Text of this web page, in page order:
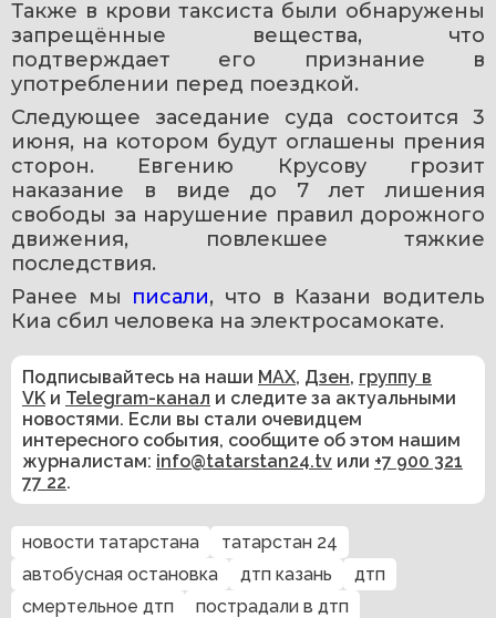
Также в крови таксиста были обнаружены
запрещённые вещества, что
подтверждает его признание в
употреблении перед поездкой.
Следующее заседание суда состоится 3
июня, на котором будут оглашены прения
сторон. Евгению Крусову грозит
наказание в виде до 7 лет лишения
свободы за нарушение правил дорожного
движения, повлекшее тяжкие
последствия.
Ранее мы писали, что в Казани водитель
Киа сбил человека на электросамокате.
Подписывайтесь на наши MAX, Дзен, группу в
VK и Telegram-канал и следите за актуальными
новостями. Если вы стали очевидцем
интересного события, сообщите об этом нашим
журналистам: info@tatarstan24.tv или +7 900 321
77 22.
новости татарстана
татарстан 24
автобусная остановка
дтп казань
дтп
смертельное дтп
пострадали в дтп